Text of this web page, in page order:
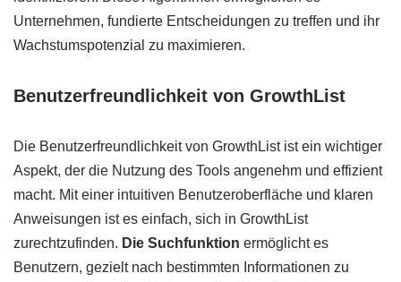
Unternehmen, fundierte Entscheidungen zu treffen und ihr
Wachstumspotenzial zu maximieren.
Benutzerfreundlichkeit von GrowthList
Die Benutzerfreundlichkeit von GrowthList ist ein wichtiger
Aspekt, der die Nutzung des Tools angenehm und effizient
macht. Mit einer intuitiven Benutzeroberfläche und klaren
Anweisungen ist es einfach, sich in GrowthList
zurechtzufinden. Die Suchfunktion ermöglicht es
Benutzern, gezielt nach bestimmten Informationen zu